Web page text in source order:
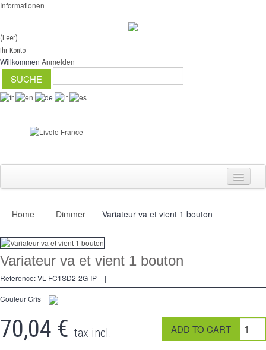
Informationen
(Leer)
Ihr Konto
Willkommen Anmelden
Schalter
Dimmer
Kreuzschalters
Zubehör
Home Dimmer Variateur va et vient 1 bouton
Variateur va et vient 1 bouton
Reference:VL-FC1SD2-2G-IP |
Couleur Gris |
70,04 € tax incl.